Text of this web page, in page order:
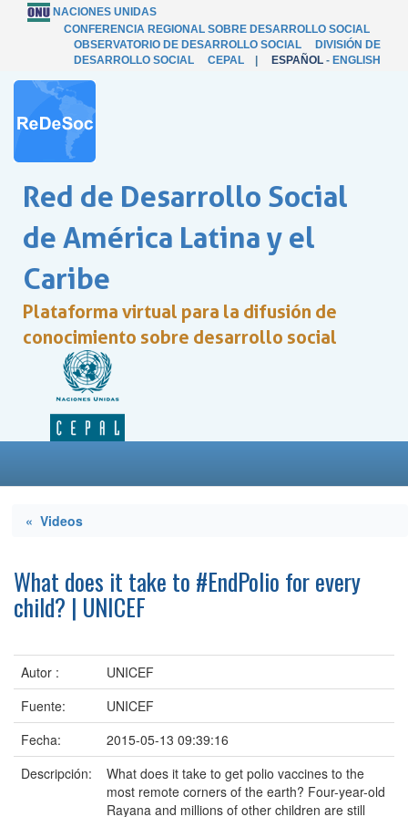
NACIONES UNIDAS
CONFERENCIA REGIONAL SOBRE DESARROLLO SOCIAL
OBSERVATORIO DE DESARROLLO SOCIAL
DIVISIÓN DE
DESARROLLO SOCIAL
CEPAL ESPAÑOL - ENGLISH
Red de Desarrollo Social
de América Latina y el
Caribe
Plataforma virtual para la difusión de
conocimiento sobre desarrollo social
« Videos
What does it take to #EndPolio for every
child? | UNICEF
Autor :
UNICEF
Fuente:
UNICEF
Fecha:
2015-05-13 09:39:16
Descripción:
What does it take to get polio vaccines to the
most remote corners of the earth? Four-year-old
Rayana and millions of other children are still